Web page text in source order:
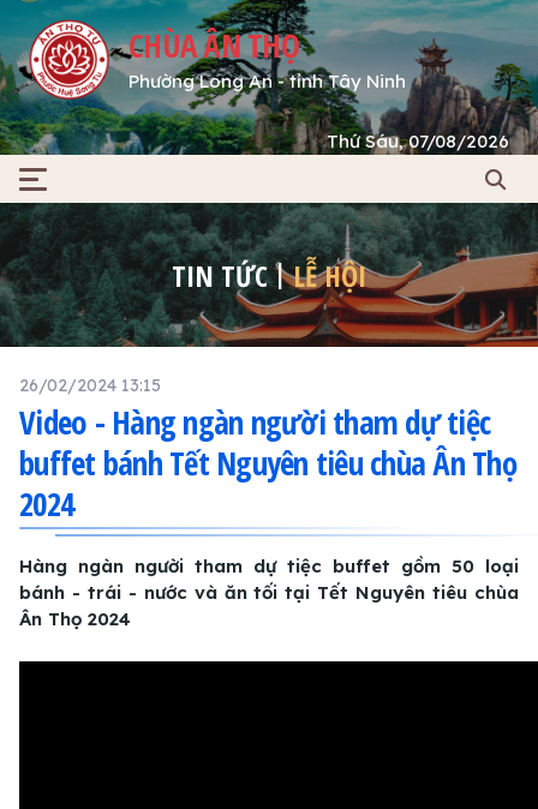
CHÙA ÂN THỌ
Phường Long An - tỉnh Tây Ninh
Thứ Sáu, 07/08/2026
TIN TỨC LỄ HỘI
26/02/2024 13:15
Video - Hàng ngàn người tham dự tiệc
buffet bánh Tết Nguyên tiêu chùa Ân Thọ
2024
Hàng ngàn người tham dự tiệc buffet gồm 50 loại
bánh - trái - nước và ăn tối tại Tết Nguyên tiêu chùa
Ân Thọ 2024